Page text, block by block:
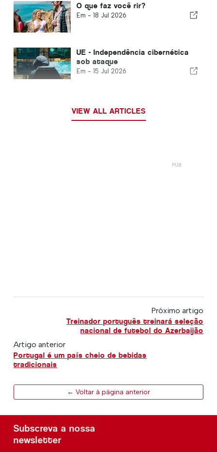
O que faz você rir?
Em - 18 Jul 2026
UE - Independência cibernética
sob ataque
Em - 15 Jul 2026
VIEW ALL ARTICLES
Próximo artigo
Treinador português treinará seleção
nacional de futebol do Azerbaijão
Artigo anterior
Portugal é um país cheio de bebidas
tradicionais
← Voltar à página anterior
Subscreva a nossa
newsletter